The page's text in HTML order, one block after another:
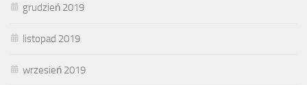
grudzień 2019
listopad 2019
wrzesień 2019